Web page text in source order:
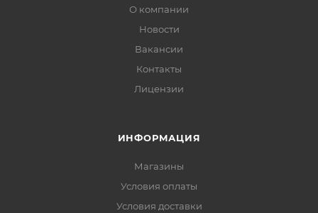
О компании
Новости
Вакансии
Контакты
Лицензии
ИНФОРМАЦИЯ
Магазины
Условия оплаты
Условия доставки